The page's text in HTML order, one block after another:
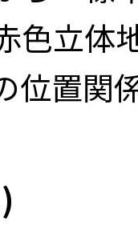
色立体
位置関